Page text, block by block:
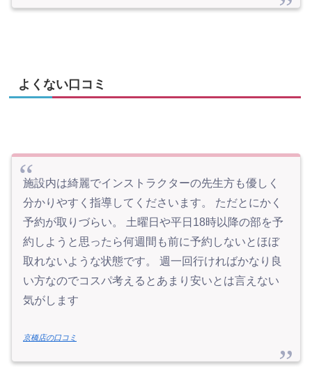
よくない口コミ
施設内は綺麗でインストラクターの先生方も優しく
分かりやすく指導してくださいます。 ただとにかく
予約が取りづらい。 土曜日や平日18時以降の部を予
約しようと思ったら何週間も前に予約しないとほぼ
取れないような状態です。 週一回行ければかなり良
い方なのでコスパ考えるとあまり安いとは言えない
気がします
京橋店の口コミ